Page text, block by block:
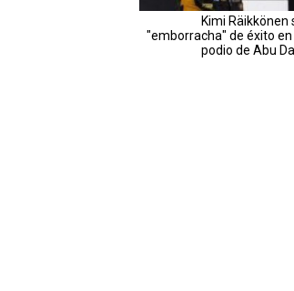
Kimi Räikkönen
"emborracha" de éxito en
podio de Abu